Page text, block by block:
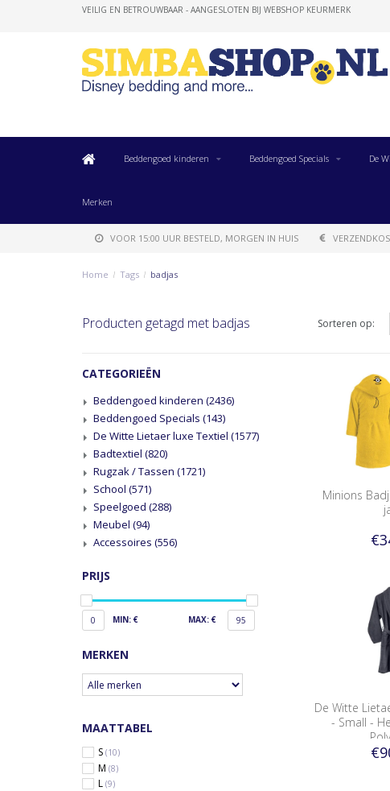
VEILIG EN BETROUWBAAR - AANGESLOTEN BIJ WEBSHOP KEURMERK
Beddengoed kinderen Beddengoed Specials De
Merken
VOOR 15:00 UUR BESTELD, MORGEN IN HUIS
Home / Tags / badjas
Producten getagd met badjas Sorteren op:
CATEGORIEËN
Beddengoed kinderen (2436)
Beddengoed Specials (143)
De Witte Lietaer luxe Textiel (1577)
Badtextiel (820)
Rugzak / Tassen (1721)
School (571)
Speelgoed (288)
Meubel (94)
Accessoires (556)
PRIJS
0 MIN: € MAX: € 95
MERKEN
MAATTABEL
S (10)
M (8)
L (9)
Minions
De Witte
- Small -